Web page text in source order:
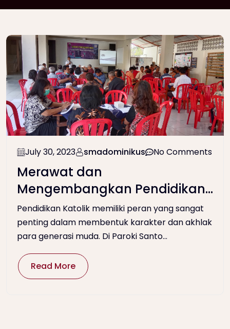
July 30, 2023 smadominikus No Comments
Merawat dan
Mengembangkan Pendidikan
Katolik melalui Sinode
Pendidikan Paroki Santo Petrus
Kanisius Wonosari
Pendidikan Katolik memiliki peran yang sangat
penting dalam membentuk karakter dan akhlak
para generasi muda. Di Paroki Santo...
Read More